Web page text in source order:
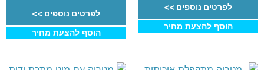
לפרטים נוספים >>
הוסף להצעת מחיר
לפרטים נוספים >>
הוסף להצעת מחיר